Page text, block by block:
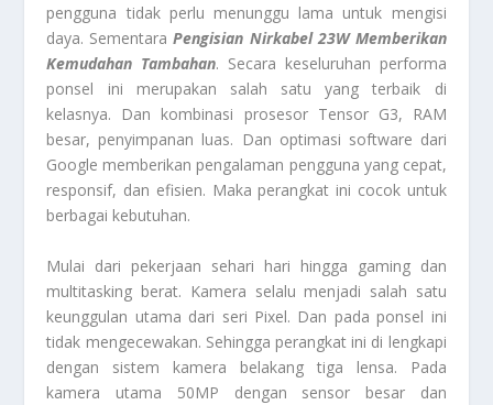
pengguna tidak perlu menunggu lama untuk mengisi
daya. SementaraPengisian Nirkabel 23W Memberikan
Kemudahan Tambahan. Secara keseluruhan performa
ponsel ini merupakan salah satu yang terbaik di
kelasnya. Dan kombinasi prosesor Tensor G3, RAM
besar, penyimpanan luas. Dan optimasi software dari
Google memberikan pengalaman pengguna yang cepat,
responsif, dan efisien. Maka perangkat ini cocok untuk
berbagai kebutuhan.
Mulai dari pekerjaan sehari hari hingga gaming dan
multitasking berat. Kamera selalu menjadi salah satu
keunggulan utama dari seri Pixel. Dan pada ponsel ini
tidak mengecewakan. Sehingga perangkat ini di lengkapi
dengan sistem kamera belakang tiga lensa. Pada
kamera utama 50MP dengan sensor besar dan